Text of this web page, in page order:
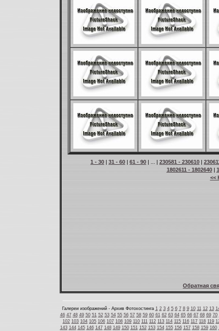
1 - 30 | 31 - 60 | 61 - 90 | ... | 230581 - 230610 |
1802611 - 1802640|
<<
Обратная
Галереи изображений - Архив Фотохостинга 1 2 3 4 5 6 7 8 9 10 11 12 13
46 47 48 49 50 51 52 53 54 55 56 57 58 59 60 61 62 63 64 65 66 67 68 69 70
102 103 104 105 106 107 108 109 110 111 112 113 114 115 116 117 118 119
143 144 145 146 147 148 149 150 151 152 153 154 155 156 157 158 159 160